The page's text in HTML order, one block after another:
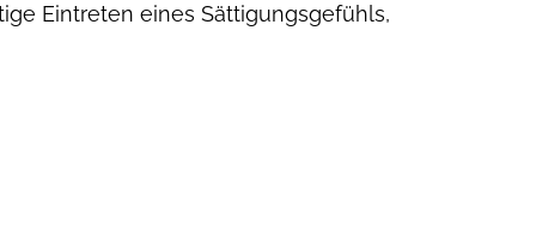
Eintreten eines Sättigungsgefühls,